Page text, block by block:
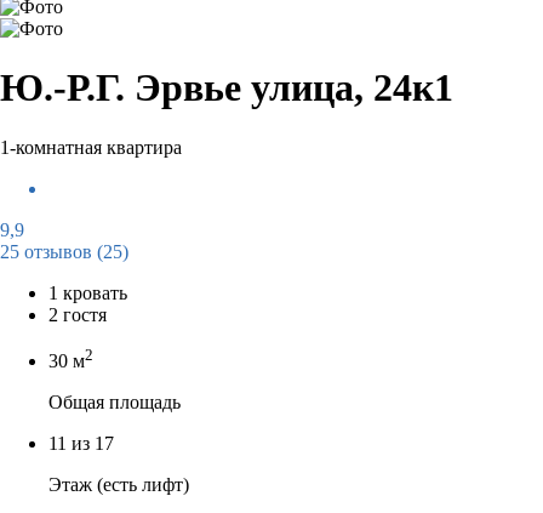
Ю.-Р.Г. Эрвье улица, 24к1
1-комнатная квартира
9,9
25 отзывов (25)
1 кровать
2 гостя
30 м2
Общая площадь
11 из 17
Этаж (есть лифт)